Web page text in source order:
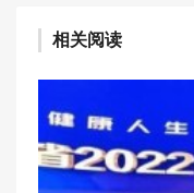
相关阅读